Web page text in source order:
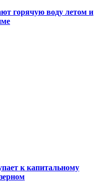
горячую воду летом и
к капитальному